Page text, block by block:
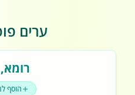
ערים
רומא,
הוסף